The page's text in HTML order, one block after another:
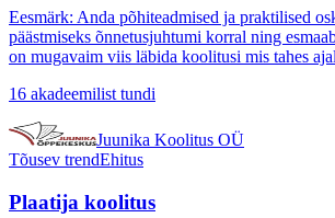
Eesmärk: Anda põhiteadmised ja praktilised
päästmiseks õnnetusjuhtumi korral ning
on mugavaim viis läbida koolitusi mis tahes
16 akadeemilist tundi
Juunika Koolitus OÜ
Tõusev trendEhitus
Plaatija koolitus